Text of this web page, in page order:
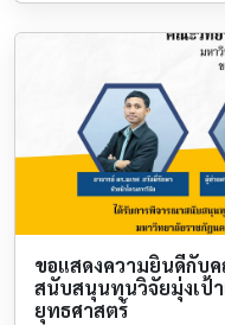
ขอแสดงความยินดีกับ
สนับสนุนทุนวิจัยมุ่งเป้
ยุทธศาสตร์